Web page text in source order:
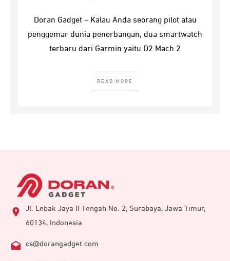
Doran Gadget – Kalau Anda seorang pilot atau
penggemar dunia penerbangan, dua smartwatch
terbaru dari Garmin yaitu D2 Mach 2
READ MORE
Jl. Lebak Jaya II Tengah No. 2, Surabaya, Jawa Timur,
60134, Indonesia
cs@dorangadget.com